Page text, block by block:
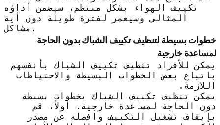
تكييف الهواء بشكل منتظم، سيضمن أداؤه
المثالي وسيعمر لفترة طويلة دون أية
مشاكل.
خطوات بسيطة لتنظيف تكييف الشباك بدون الحاجة
لمساعدة خارجية
يمكن للأفراد تنظيف تكييف الشباك بأنفسهم
باتباع بعض الخطوات البسيطة والاحتياطات
اللازمة.
يمكن تنظيف تكييف الشباك بخطوات بسيطة
دون الحاجة لمساعدة خارجية. أولاً، قم
بإيقاف تشغيل التكييف وافصله عن مصدر